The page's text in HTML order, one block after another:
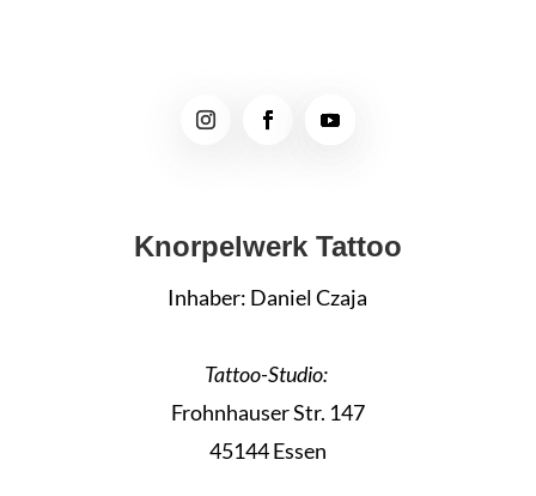
Knorpelwerk Tattoo
Inhaber: Daniel Czaja
Tattoo-Studio:
Frohnhauser Str. 147
45144 Essen